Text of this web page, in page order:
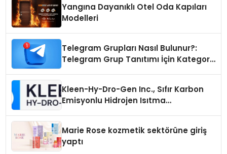
Yangına Dayanıklı Otel Oda Kapıları
Modelleri
Telegram Grupları Nasıl Bulunur?:
Telegram Grup Tanıtımı İçin Kategori
Kleen-Hy-Dro-Gen Inc., Sıfır Karbon
Emisyonlu Hidrojen Isıtma
Marie Rose kozmetik sektörüne giriş
yaptı